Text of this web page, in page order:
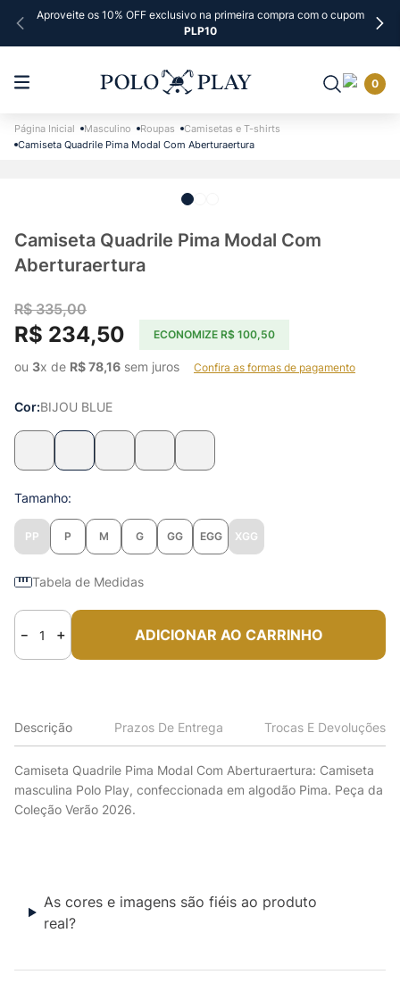
Aproveite os 10% OFF exclusivo na primeira compra com o cupom
PLP10
0
Masculino Roupas
Camisetas e T-shirts
Camiseta Quadrile Pima Modal Com Aberturaertura
Camiseta Quadrile Pima Modal Com
Aberturaertura
R$ 335,00
R$ 234,50 ECONOMIZE R$ 100,50
ou 3x de R$78,16 sem juros Confira as formas de pagamento
Tamanho
PP P M G GG EGG XGG
Cor BIJOU BLUE
Tabela de Medidas
＋
－ ADICIONAR AO CARRINHO
Descrição Prazos De Entrega Trocas E Devoluções
Camiseta Quadrile Pima Modal Com Aberturaertura: Camiseta
masculina Polo Play, confeccionada em algodão Pima. Peça da
Coleção Verão 2026.
As cores e imagens são fiéis ao produto
real?